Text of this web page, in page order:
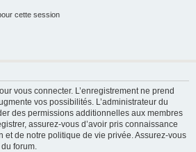
cette session
vous connecter. L’enregistrement ne prend
vos possibilités. L’administrateur du
des permissions additionnelles aux membres
assurez-vous d’avoir pris connaissance
et de notre politique de vie privée. Assurez-vous
forum.